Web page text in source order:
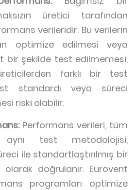
üretici tarafından
verileridir. Bu verilerin
optimize edilmesi veya
bir şekilde test edilmemesi,
farklı bir test
standardı veya süreci
riski olabilir.
Performans verileri, tüm
test metodolojisi,
ile standartlaştırılmış bir
olarak doğrulanır. Eurovent
programları optimize